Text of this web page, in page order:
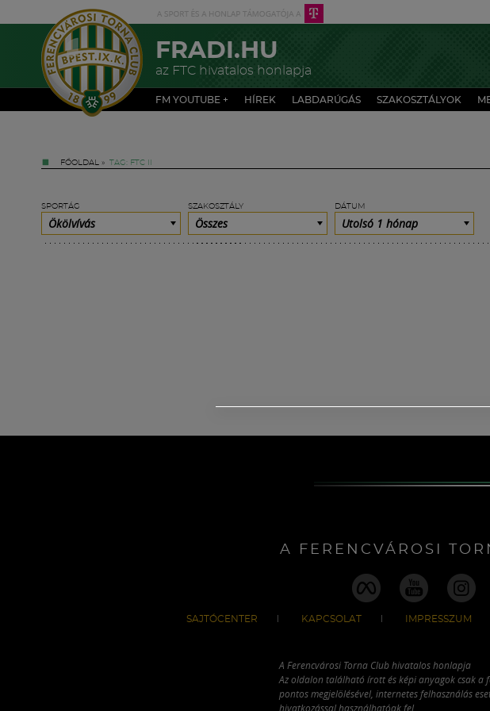
FRADI.HU
az FTC hivatalos honlapja
FM YOUTUBE + HÍREK LABDARÚGÁS SZAKOSZTÁLYOK
FŐOLDAL » TAG: FTC II
SPORTÁG
Ökölvívás
SZAKOSZTÁLY
Összes
DÁTUM
Utolsó 1 hónap
A FERENCVÁROSI
SAJTÓCENTER KAPCSOLAT IMPRESSZUM
A Ferencvárosi Torna Club hivatalos honlapja
Az oldalon található írott és képi anyagok csak a
pontos megjelölésével, internetes felhasználás
hivatkozással használhatóak fel.